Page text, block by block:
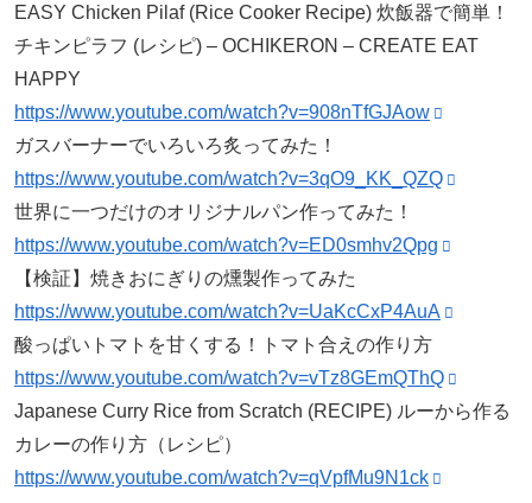
EASY Chicken Pilaf (Rice Cooker Recipe) 炊飯器で簡単！
チキンピラフ (レシピ) – OCHIKERON – CREATE EAT
HAPPY
https://www.youtube.com/watch?v=908nTfGJAow
ガスバーナーでいろいろ炙ってみた！
https://www.youtube.com/watch?v=3qO9_KK_QZQ
世界に一つだけのオリジナルパン作ってみた！
https://www.youtube.com/watch?v=ED0smhv2Qpg
【検証】焼きおにぎりの燻製作ってみた
https://www.youtube.com/watch?v=UaKcCxP4AuA
酸っぱいトマトを甘くする！トマト合えの作り方
https://www.youtube.com/watch?v=vTz8GEmQThQ
Japanese Curry Rice from Scratch (RECIPE) ルーから作る
カレーの作り方（レシピ）
https://www.youtube.com/watch?v=qVpfMu9N1ck